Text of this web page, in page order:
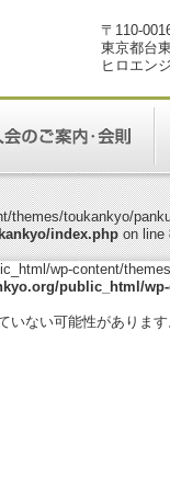
〒110-
東京都台
ヒロエン
themes/toukankyo/
index.phpon line
wp-content/
public_html/
ない可能性があります